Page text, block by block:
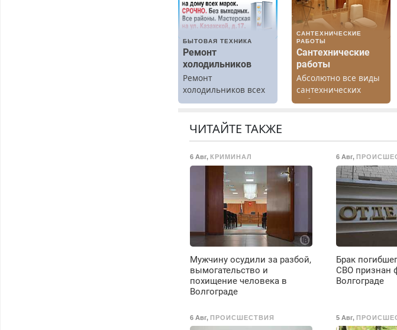
БЫТОВАЯ ТЕХНИКА
Ремонт
холодильников
Ремонт
холодильников всех
марок на дому.
САНТЕХНИЧЕСКИЕ
РАБОТЫ
Сантехнические
работы
Абсолютно все виды
сантехнических
работ. Быстро.
ЧИТАЙТЕ ТАКЖЕ
6 Авг, КРИМИНАЛ
Мужчину осудили за разбой,
вымогательство и
похищение человека в
Волгограде
6 Авг,
Брак
СВО признан
Волгограде
6 Авг, ПРОИСШЕСТВИЯ 5 Авг,